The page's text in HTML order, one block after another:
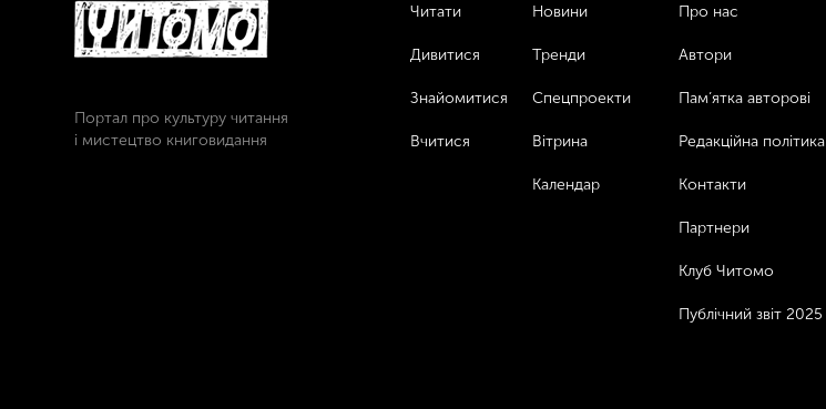
Портал про культуру читання
і мистецтво книговидання
Читати
Дивитися
Знайомитися
Вчитися
Новини
Тренди
Спецпроекти
Вітрина
Календар
Про нас
Автори
Пам’ятка авторові
Редакційна політика
Контакти
Партнери
Клуб Читомо
Публічний звіт 2025